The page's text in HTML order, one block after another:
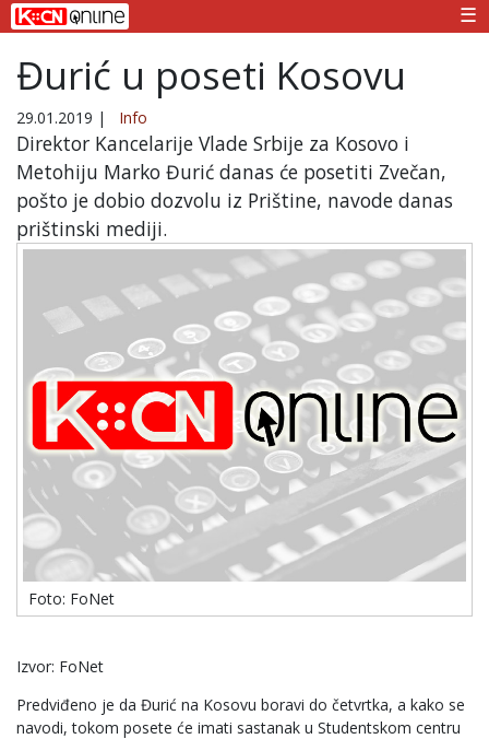
☰
Đurić u poseti Kosovu
29.01.2019 | Info
Direktor Kancelarije Vlade Srbije za Kosovo i
Metohiju Marko Đurić danas će posetiti Zvečan,
pošto je dobio dozvolu iz Prištine, navode danas
prištinski mediji.
Foto: FoNet
Izvor: FoNet
Predviđeno je da Đurić na Kosovu boravi do četvrtka, a kako se
navodi, tokom posete će imati sastanak u Studentskom centru